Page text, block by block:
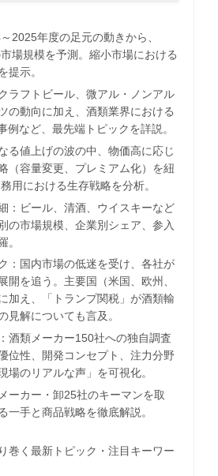
2025年度の足元の動きから、
場規模を予測。縮小市場における
提示。
ラフトビール、微アル・ノンアル
の動向に加え、酒類業界における
例など、最先端トピックを詳説。
る値上げの波の中、物価高に応じ
（容量変更、プレミアム化）を紐
用における生存戦略を分析。
：ビール、清酒、ウイスキーなど
の市場規模、企業別シェア、参入
。
：国内市場の低迷を受け、各社が
開を追う。主要国（米国、欧州、
加え、「トランプ関税」が酒類輸
見解についても言及。
酒類メーカー150社への独自調査
位性、開発コンセプト、注力分野
場のリアルな声」を可視化。
ーカー・卸25社のキーマンを取
一手と商品戦略を徹底解説。
巻く最新トピック・注目キーワー